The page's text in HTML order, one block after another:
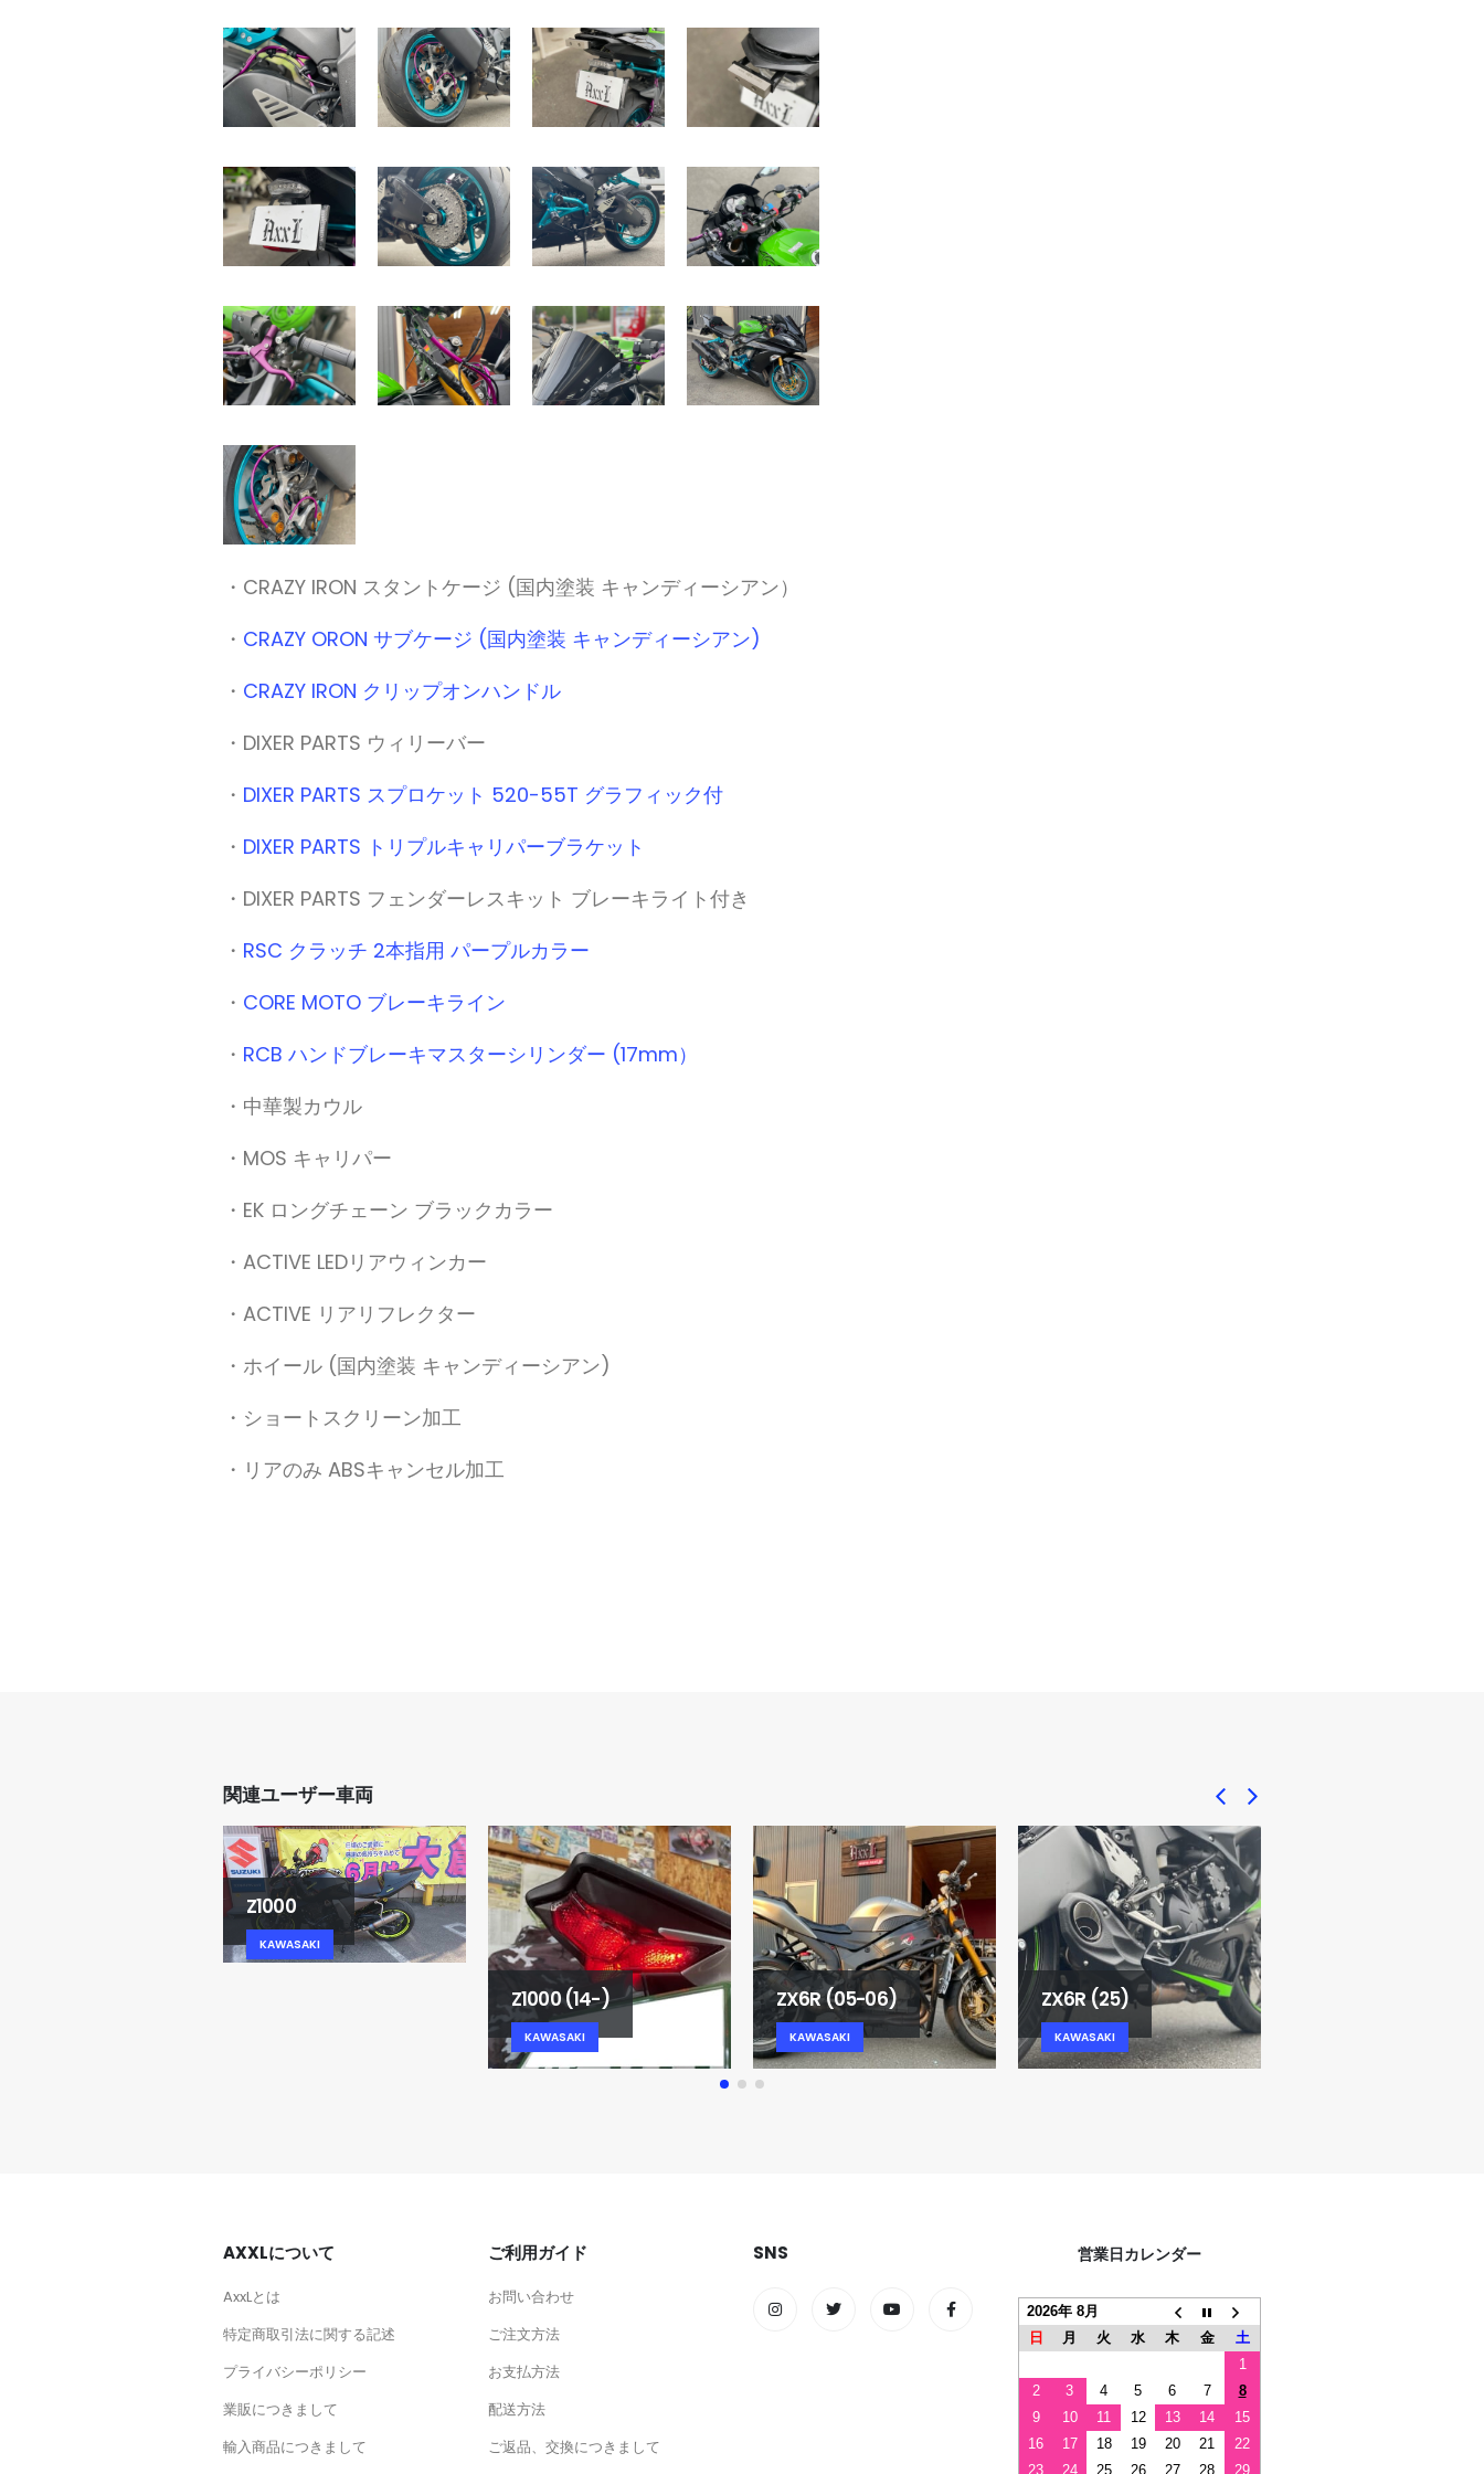
・CRAZY IRON スタントケージ (国内塗装 キャンディーシアン）
・ CRAZY ORON サブケージ (国内塗装 キャンディーシアン)
・ CRAZY IRON クリップオンハンドル
・DIXER PARTS ウィリーバー
・ DIXER PARTS スプロケット 520-55T グラフィック付
・ DIXER PARTS トリプルキャリパーブラケット
・DIXER PARTS フェンダーレスキット ブレーキライト付き
・ RSC クラッチ 2本指用 パープルカラー
・ CORE MOTO ブレーキライン
・ RCB ハンドブレーキマスターシリンダー (17mm）
・中華製カウル
・MOS キャリパー
・EK ロングチェーン ブラックカラー
・ACTIVE LEDリアウィンカー
・ACTIVE リアリフレクター
・ホイール (国内塗装 キャンディーシアン)
・ショートスクリーン加工
・リアのみ ABSキャンセル加工
関連ユーザー車両
Z1000
KAWASAKI
Z1000 (14-)
KAWASAKI
ZX6R (05-06)
KAWASAKI
ZX6R (25)
KAWASAKI
AXXLについて
AxxLとは
特定商取引法に関する記述
プライバシーポリシー
業販につきまして
輸入商品につきまして
ご利用ガイド
お問い合わせ
ご注文方法
お支払方法
配送方法
ご返品、交換につきまして
SNS 営業日カレンダー
2026年 8月
日
月 火 水 木 金
土
1
2
3 4 5 6 7
8
9
10 11 12 13 14
15
16
17 18 19 20 21
22
23
24 25 26 27 28 29